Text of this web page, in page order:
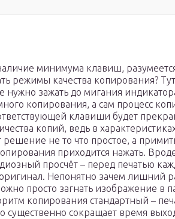
минимума клавиш,
режимы качества копирования?
зажать до мигания
копирования, а сам процесс
клавиши будет
копий, ведь в
не то что простое, а
приходится нажать.
просчёт – перед печатью
Непонятно зачем лишний
просто загнать изображение в
копирования стандартный –
существенно сокращает время